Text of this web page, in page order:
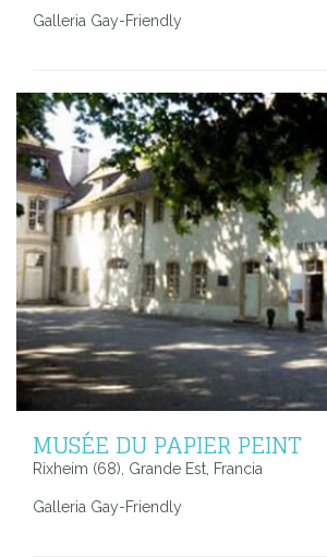
Galleria Gay-Friendly
MUSÉE DU PAPIER PEINT
Rixheim (68), Grande Est, Francia
Galleria Gay-Friendly